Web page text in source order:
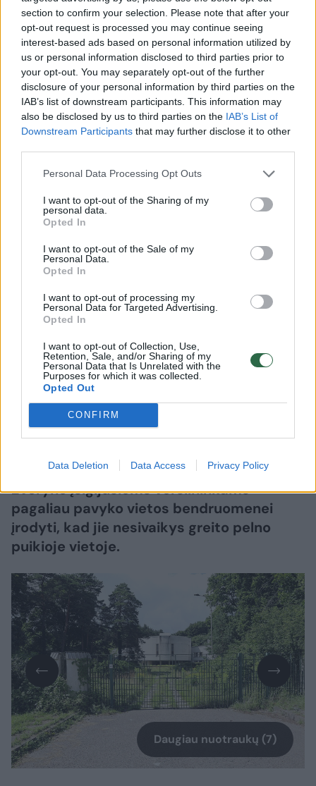
section to confirm your selection. Please note that after your
opt-out request is processed you may continue seeing
interest-based ads based on personal information utilized by
us or personal information disclosed to third parties prior to
your opt-out. You may separately opt-out of the further
disclosure of your personal information by third parties on the
IAB’s list of downstream participants. This information may
also be disclosed by us to third parties on the IAB’s List of
Downstream Participants that may further disclose it to other
Personal Data Processing Opt Outs
I want to opt-out of the Sharing of my
personal data.
Opted In
I want to opt-out of the Sale of my
Personal Data.
Opted In
I want to opt-out of processing my
Personal Data for Targeted Advertising.
Opted In
I want to opt-out of Collection, Use,
Retention, Sale, and/or Sharing of my
Personal Data that Is Unrelated with the
Purposes for which it was collected.
Opted Out
CONFIRM
Data Deletion Data Access Privacy Policy
Būstas Nekilnojamasis turtas
Įtakingų žmonių kadaise pamėgti
Žvėryno svečių namai atgims
kitaip, nei daugelis tikėjosi
(2)
2026 m. rugpjūčio 8 d. 11:02
Lrytas.lt
Lrytas Premium nariams
Buvusius Vyriausybės svečių namus
Žvėryne įsigijusiems verslininkams
pagaliau pavyko vietos bendruomenei
įrodyti, kad jie nesivaikys greito pelno
puikioje vietoje.
Daugiau nuotraukų (7)